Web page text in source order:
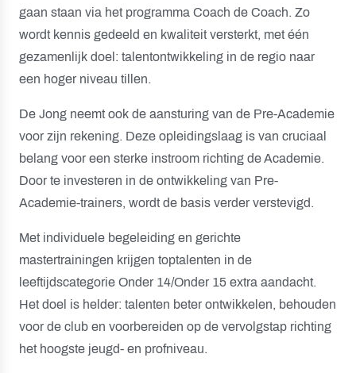
gaan staan via het programma Coach de Coach. Zo
wordt kennis gedeeld en kwaliteit versterkt, met één
gezamenlijk doel: talentontwikkeling in de regio naar
een hoger niveau tillen.
De Jong neemt ook de aansturing van de Pre-Academie
voor zijn rekening. Deze opleidingslaag is van cruciaal
belang voor een sterke instroom richting de Academie.
Door te investeren in de ontwikkeling van Pre-
Academie-trainers, wordt de basis verder verstevigd.
Met individuele begeleiding en gerichte
mastertrainingen krijgen toptalenten in de
leeftijdscategorie Onder 14/Onder 15 extra aandacht.
Het doel is helder: talenten beter ontwikkelen, behouden
voor de club en voorbereiden op de vervolgstap richting
het hoogste jeugd- en profniveau.